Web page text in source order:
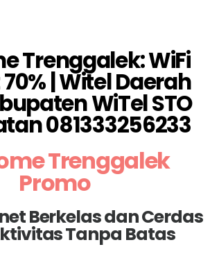
Trenggalek: WiFi
| Witel Daerah
WiTel STO
081333256233
Trenggalek
Promo
Berkelas dan Cerdas
Tanpa Batas